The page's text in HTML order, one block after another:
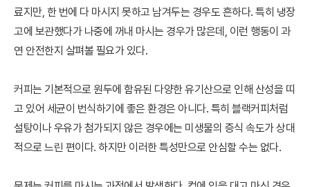
료지만, 한 번에 다 마시지 못하고 남겨두는 경우도 흔하다. 특히 냉장
고에 보관했다가 나중에 꺼내 마시는 경우가 많은데, 이런 행동이 과
연 안전한지 살펴볼 필요가 있다.
커피는 기본적으로 원두에 함유된 다양한 유기산으로 인해 산성을 띠
고 있어 세균이 번식하기에 좋은 환경은 아니다. 특히 블랙커피처럼
설탕이나 우유가 첨가되지 않은 경우에는 미생물의 증식 속도가 상대
적으로 느린 편이다. 하지만 이러한 특성만으로 안심할 수는 없다.